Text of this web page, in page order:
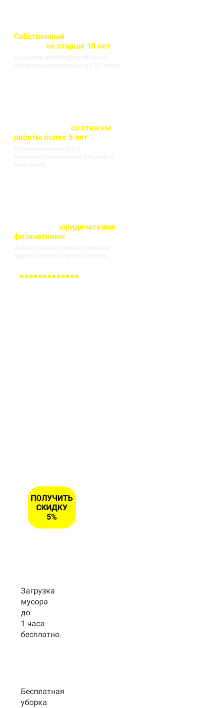
Собственный
не старше 10 лет
со стажем
работы более 5 лет
юридическими
физическими
ПОЛУЧИТЬ
СКИДКУ
5%
Загрузка
мусора
до
1 часа
бесплатно.
Бесплатная
уборка